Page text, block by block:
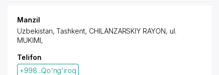
Manzil
Uzbekistan, Tashkent, CHILANZARSKIY RAYON, ul.
MUKIMI,
Telifon
+998...Qo'ng'iroq